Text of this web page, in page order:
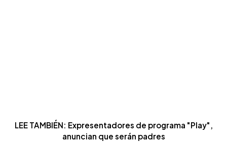
LEE TAMBIÉN: Expresentadores de programa "Play",
anuncian que serán padres